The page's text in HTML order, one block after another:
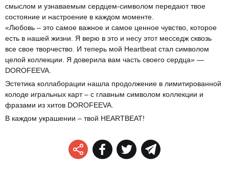
смыслом и узнаваемым сердцем-символом передают твое
состояние и настроение в каждом моменте.
«Любовь – это самое важное и самое ценное чувство, которое
есть в нашей жизни. Я верю в это и несу этот месседж сквозь
все свое творчество. И теперь мой Heartbeat стал символом
целой коллекции. Я доверила вам часть своего сердца» —
DOROFEEVA.
Эстетика коллаборации нашла продолжение в лимитированной
колоде игральных карт – с главным символом коллекции и
фразами из хитов DOROFEEVA.
В каждом украшении – твой HEARTBEAT!